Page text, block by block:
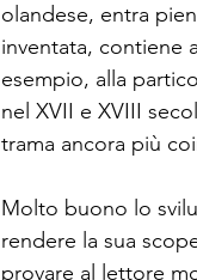
olandese, entra
inventata, contiene
esempio, alla
nel XVII e XVIII
trama ancora più
Molto buono lo
rendere la sua
provare al lettore